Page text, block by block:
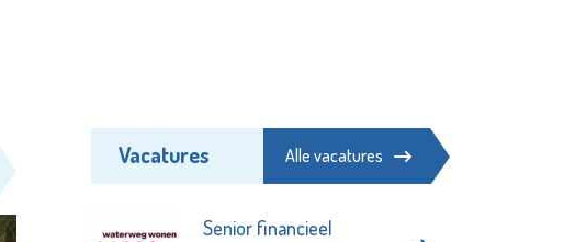
Vacatures Alle vacatures
Senior financieel